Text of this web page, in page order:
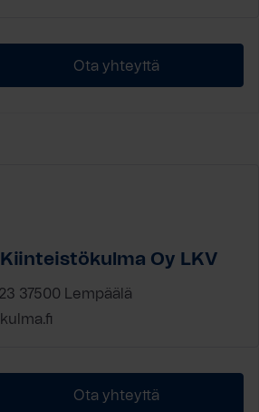
Ota yhteyttä
Oy LKV
37500 Lempäälä
Ota yhteyttä